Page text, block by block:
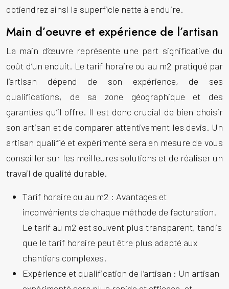
obtiendrez ainsi la superficie nette à enduire.
Main d’oeuvre et expérience de l’artisan
La main d’œuvre représente une part significative du
coût d’un enduit. Le tarif horaire ou au m2 pratiqué par
l’artisan dépend de son expérience, de ses
qualifications, de sa zone géographique et des
garanties qu’il offre. Il est donc crucial de bien choisir
son artisan et de comparer attentivement les devis. Un
artisan qualifié et expérimenté sera en mesure de vous
conseiller sur les meilleures solutions et de réaliser un
travail de qualité durable.
Tarif horaire ou au m2 : Avantages et
inconvénients de chaque méthode de facturation.
Le tarif au m2 est souvent plus transparent, tandis
que le tarif horaire peut être plus adapté aux
chantiers complexes.
Expérience et qualification de l’artisan : Un artisan